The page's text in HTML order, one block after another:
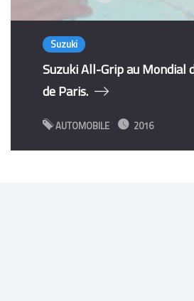
Suzuki
Suzuki All-Grip au Mondial
de Paris.
AUTOMOBILE 2016